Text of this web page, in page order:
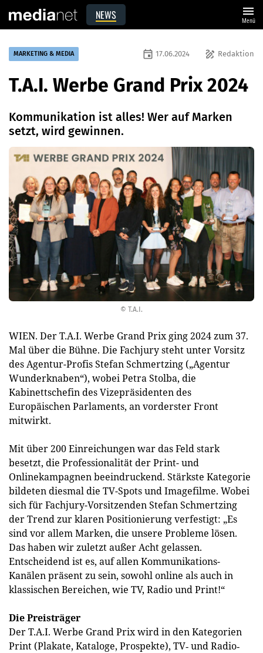
NEWS menu
Menü
© T.A.I.
MARKETING & MEDIA draw Redaktion
event 17.06.2024
T.A.I. Werbe Grand Prix 2024
Kommunikation ist alles! Wer auf Marken
setzt, wird gewinnen.
WIEN. Der T.A.I. Werbe Grand Prix ging 2024 zum 37.
Mal über die Bühne. Die Fachjury steht unter Vorsitz
des Agentur-Profis Stefan Schmertzing („Agentur
Wunderknaben“), wobei Petra Stolba, die
Kabinettschefin des Vizepräsidenten des
Europäischen Parlaments, an vorderster Front
mitwirkt.
Mit über 200 Einreichungen war das Feld stark
besetzt, die Professionalität der Print- und
Onlinekampagnen beeindruckend. Stärkste Kategorie
bildeten diesmal die TV-Spots und Imagefilme. Wobei
sich für Fachjury-Vorsitzenden Stefan Schmertzing
der Trend zur klaren Positionierung verfestigt: „Es
sind vor allem Marken, die unsere Probleme lösen.
Das haben wir zuletzt außer Acht gelassen.
Entscheidend ist es, auf allen Kommunikations-
Kanälen präsent zu sein, sowohl online als auch in
klassischen Bereichen, wie TV, Radio und Print!“
Die Preisträger
Der T.A.I. Werbe Grand Prix wird in den Kategorien
Print (Plakate, Kataloge, Prospekte), TV‐ und Radio‐